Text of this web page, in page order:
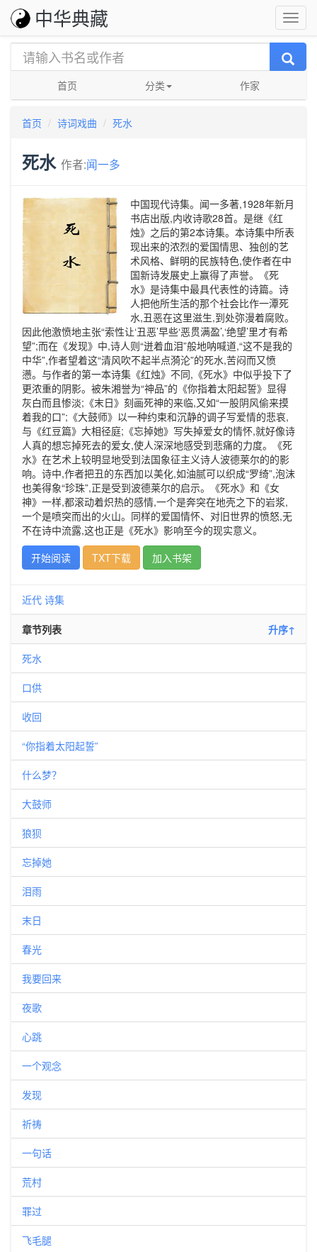
中华典藏
首页 分类 作家
首页 诗词戏曲 死水
死水 作者:闻一多
中国现代诗集。闻一多著,1928年新月
书店出版,内收诗歌28首。是继《红
烛》之后的第2本诗集。本诗集中所表
现出来的浓烈的爱国情思、独创的艺
术风格、鲜明的民族特色,使作者在中
国新诗发展史上赢得了声誉。《死
水》是诗集中最具代表性的诗篇。诗
人把他所生活的那个社会比作一潭死
水,丑恶在这里滋生,到处弥漫着腐败。
因此他激愤地主张“索性让‘丑恶’早些‘恶贯满盈’,‘绝望’里才有希
望”;而在《发现》中,诗人则“迸着血泪”般地呐喊道,“这不是我的
中华”,作者望着这“清风吹不起半点漪沦”的死水,苦闷而又愤
懑。与作者的第一本诗集《红烛》不同,《死水》中似乎投下了
更浓重的阴影。被朱湘誉为“神品”的《你指着太阳起誓》显得
灰白而且惨淡;《末日》刻画死神的来临,又如“一股阴风偷来摸
着我的口”;《大鼓师》以一种约束和沉静的调子写爱情的悲哀,
与《红豆篇》大相径庭;《忘掉她》写失掉爱女的情怀,就好像诗
人真的想忘掉死去的爱女,使人深深地感受到悲痛的力度。《死
水》在艺术上较明显地受到法国象征主义诗人波德莱尔的的影
响。诗中,作者把丑的东西加以美化,如油腻可以织成“罗绮”,泡沫
也美得象“珍珠”,正是受到波德莱尔的启示。《死水》和《女
神》一样,都滚动着炽热的感情,一个是奔突在地壳之下的岩浆,
一个是喷突而出的火山。同样的爱国情怀、对旧世界的愤怒,无
不在诗中流露,这也正是《死水》影响至今的现实意义。
开始阅读
TXT下载 加入书架
近代 诗集
章节列表 升序↑
死水
口供
收回
“你指着太阳起誓”
什么梦？
大鼓师
狼狈
忘掉她
泪雨
末日
春光
我要回来
夜歌
心跳
一个观念
发现
祈祷
一句话
荒村
罪过
飞毛腿